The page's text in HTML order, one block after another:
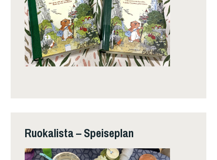
Ruokalista – Speiseplan